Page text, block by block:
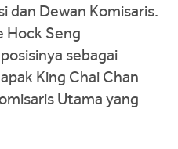
dan Dewan Komisaris.
Hock Seng
sebagai
King Chai Chan
Utama yang